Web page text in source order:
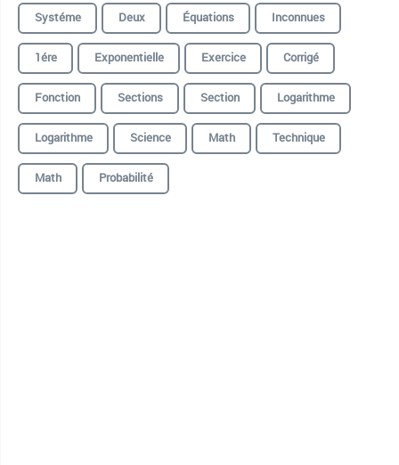
Systéme
Deux Équations
Inconnues
1ére
Exponentielle Exercice
Corrigé
Fonction
Sections Section
Logarithme
Logarithme
Science Math
Technique
Math
Probabilité